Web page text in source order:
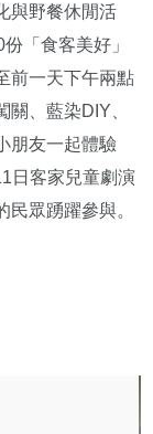
野餐休閒活
「食客美好」
前一天下午兩點
、藍染DIY、
朋友一起體驗
日客家兒童劇演
眾踴躍參與。